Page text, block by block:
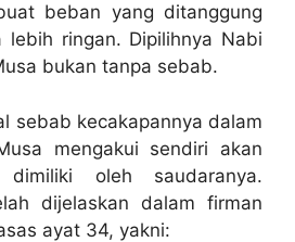
beban yang ditanggung
lebih ringan. Dipilihnya Nabi
bukan tanpa sebab.
sebab kecakapannya dalam
mengakui sendiri akan
oleh saudaranya.
dijelaskan dalam firman
ayat 34, yakni: